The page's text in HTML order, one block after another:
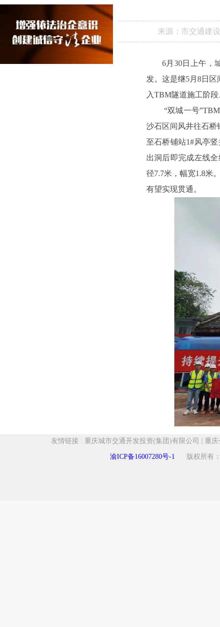
来源： 市交通建
6月30日上午，
发。这是继5月8日
入TBM隧道施工阶段
沙石区间风井往石
至石桥铺站1#风亭
出洞后即完成左线
径7.7米，幅宽1.8米
有望实现贯通。
友情链接 : 重庆城市交通开发投资(集团)有限公司 重庆
渝ICP备16007280号-1 版权所有：